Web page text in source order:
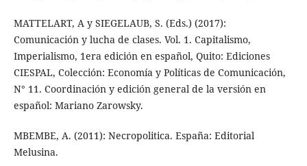
MATTELART, A y SIEGELAUB, S. (Eds.) (2017):
Comunicación y lucha de clases. Vol. 1. Capitalismo,
Imperialismo, 1era edición en español, Quito: Ediciones
CIESPAL, Colección: Economía y Políticas de Comunicación,
N° 11. Coordinación y edición general de la versión en
español: Mariano Zarowsky.
MBEMBE, A. (2011): Necropolitica. España: Editorial
Melusina.